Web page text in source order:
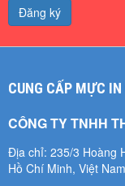
Đăng ký
CUNG CẤP MỰC
CÔNG TY TNHH
Địa chỉ: 235/3 Hoàng
Hồ Chí Minh, Việt Nam